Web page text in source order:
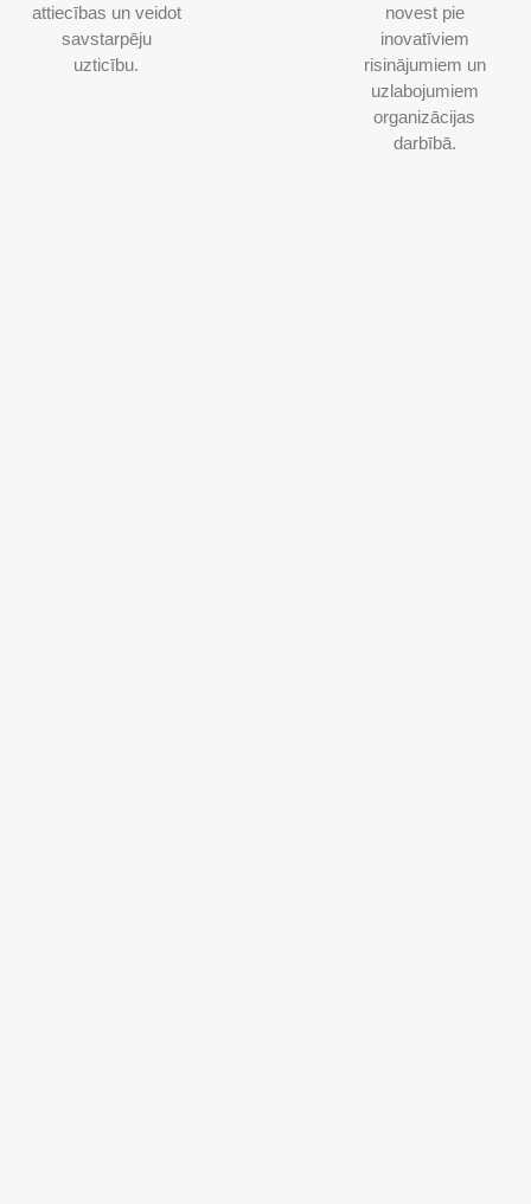
attiecības un veidot
savstarpēju
uzticību.
novest pie
inovatīviem
risinājumiem un
uzlabojumiem
organizācijas
darbībā.